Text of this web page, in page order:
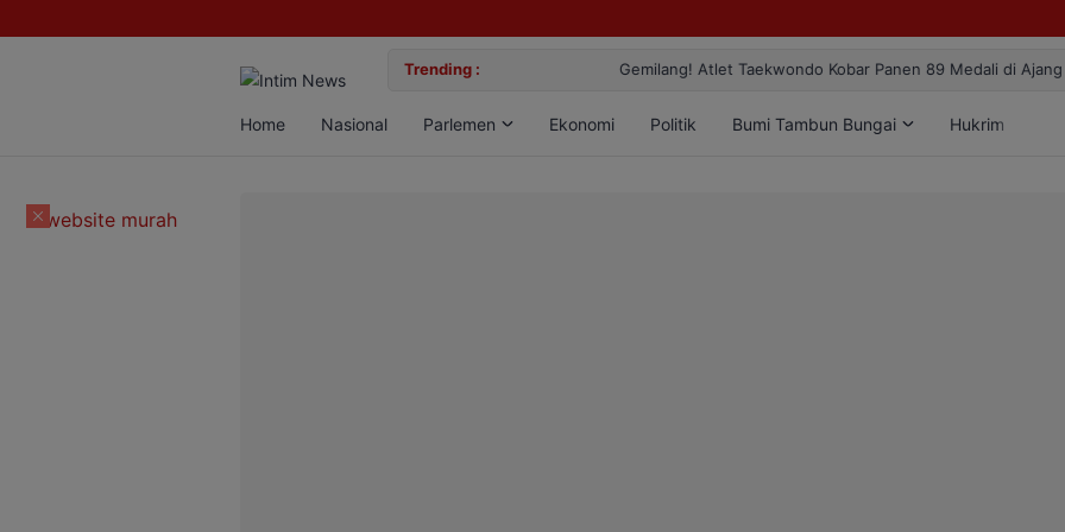
Trending : Gemilang! Atlet Taekwondo Kobar Panen 89 Medali di Ajang Bergengsi
Home Nasional Parlemen Ekonomi Politik Bumi Tambun Bungai Hukrim